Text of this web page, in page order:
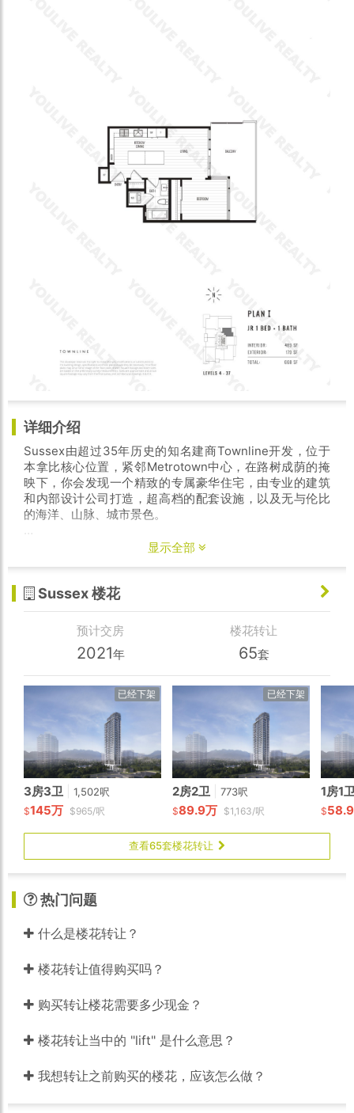
详细介绍
Sussex由超过35年历史的知名建商Townline开发，位于
本拿比核心位置，紧邻Metrotown中心，在路树成荫的掩
映下，你会发现一个精致的专属豪华住宅，由专业的建筑
和内部设计公司打造，超高档的配套设施，以及无与伦比
的海洋、山脉、城市景色。
该楼花为1房1卫高层南向户型，室内面积489呎，179呎大
显示全部
Sussex 楼花
预计交房
2021年
楼花转让
65套
已经下架
3房3卫 1,502呎
$145万 $965/呎
已经下架
2房2卫 773呎
$89.9万 $1,163/呎
1房1
$
查看65套楼花转让
热门问题
什么是楼花转让？
楼花转让值得购买吗？
购买转让楼花需要多少现金？
楼花转让当中的 "lift" 是什么意思？
我想转让之前购买的楼花，应该怎么做？